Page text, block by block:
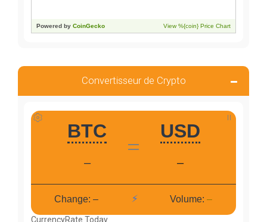
Convertisseur de Crypto
CurrencyRate.Today